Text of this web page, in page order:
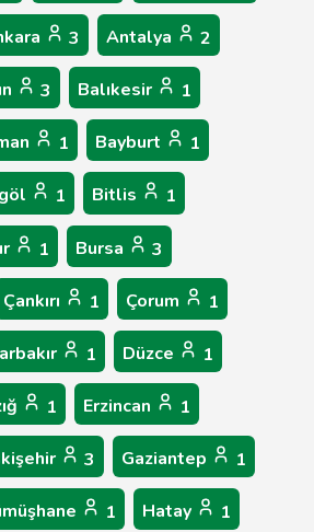
3 Antalya 2
3 Balıkesir 1
1 Bayburt 1
1 Bitlis 1
1 Bursa 3
Çankırı 1 Çorum 1
1 Düzce 1
1 Erzincan 1
3 Gaziantep 1
1 Hatay 1